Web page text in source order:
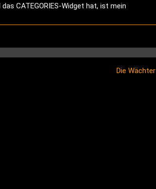
CATEGORIES-Widget hat, ist mein
Die Wächter